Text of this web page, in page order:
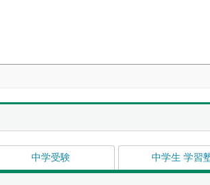
中学受験 中学生 学習